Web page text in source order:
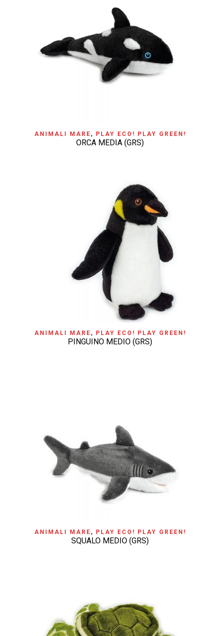
ANIMALI MARE , PLAY ECO! PLAY GREEN!
ORCA MEDIA (GRS)
ANIMALI MARE , PLAY ECO! PLAY GREEN!
PINGUINO MEDIO (GRS)
ANIMALI MARE , PLAY ECO! PLAY GREEN!
SQUALO MEDIO (GRS)